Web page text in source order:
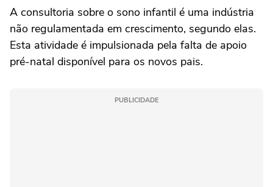
A consultoria sobre o sono infantil é uma indústria
não regulamentada em crescimento, segundo elas.
Esta atividade é impulsionada pela falta de apoio
pré-natal disponível para os novos pais.
PUBLICIDADE